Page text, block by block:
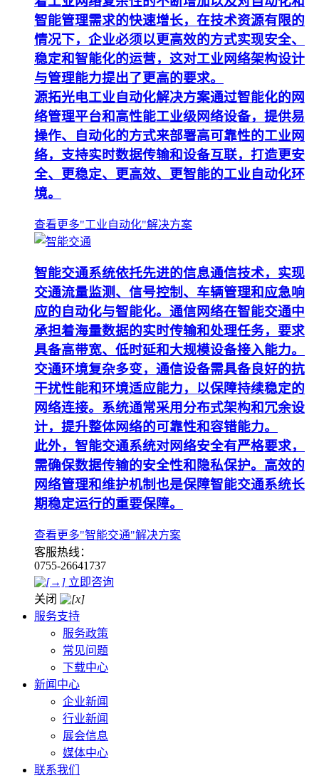
智能管理需求的快速增长，在技术资源有限的
情况下，企业必须以更高效的方式实现安全、
稳定和智能化的运营，这对工业网络架构设计
与管理能力提出了更高的要求。
源拓光电工业自动化解决方案通过智能化的网
络管理平台和高性能工业级网络设备，提供易
操作、自动化的方式来部署高可靠性的工业网
络，支持实时数据传输和设备互联，打造更安
全、更稳定、更高效、更智能的工业自动化环
境。
查看更多"工业自动化"解决方案
智能交通系统依托先进的信息通信技术，实现
交通流量监测、信号控制、车辆管理和应急响
应的自动化与智能化。通信网络在智能交通中
承担着海量数据的实时传输和处理任务，要求
具备高带宽、低时延和大规模设备接入能力。
交通环境复杂多变，通信设备需具备良好的抗
干扰性能和环境适应能力，以保障持续稳定的
网络连接。系统通常采用分布式架构和冗余设
计，提升整体网络的可靠性和容错能力。
此外，智能交通系统对网络安全有严格要求，
需确保数据传输的安全性和隐私保护。高效的
网络管理和维护机制也是保障智能交通系统长
期稳定运行的重要保障。
查看更多"智能交通"解决方案
客服热线：
0755-26641737
立即咨询
关闭
服务支持
服务政策
常见问题
下载中心
新闻中心
企业新闻
行业新闻
展会信息
媒体中心
联系我们